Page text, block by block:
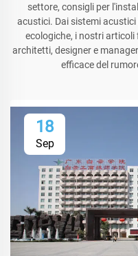
settore, consigli per
acustici. Dai sistemi
ecologiche, i nostri
architetti, designer e
efficace del
18
Sep